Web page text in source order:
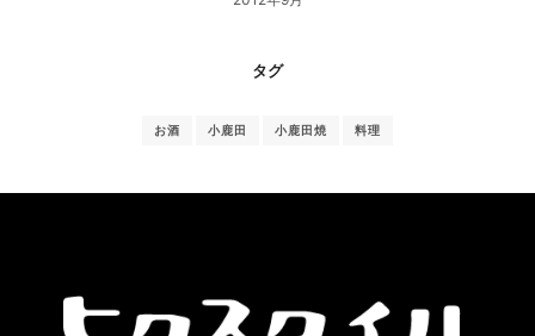
タグ
お酒 小鹿田 小鹿田焼 料理